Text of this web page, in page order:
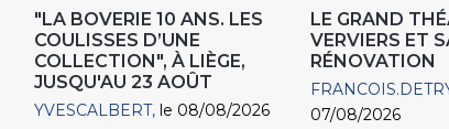
"LA BOVERIE 10 ANS. LES
COULISSES D’UNE
COLLECTION", À LIÈGE,
JUSQU'AU 23 AOÛT
YVESCALBERT le 08/08/2026
LE GRAND
VERVIERS ET
RÉNOVATION
07/08/2026